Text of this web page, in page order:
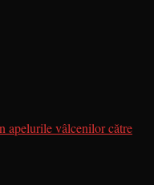
apelurile vâlcenilor către